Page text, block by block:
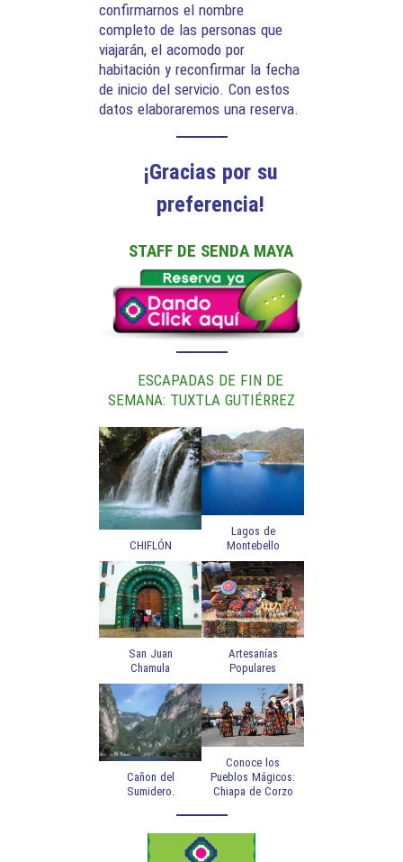
confirmarnos el nombre
completo de las personas que
viajarán, el acomodo por
habitación y reconfirmar la fecha
de inicio del servicio. Con estos
datos elaboraremos una reserva.
¡Gracias por su
preferencia!
STAFF DE SENDA MAYA
ESCAPADAS DE FIN DE
SEMANA: TUXTLA GUTIÉRREZ
CHIFLÓN
Lagos de
Montebello
San Juan
Chamula
Artesanías
Populares
Cañon del
Sumidero.
Conoce los
Pueblos Mágicos:
Chiapa de Corzo